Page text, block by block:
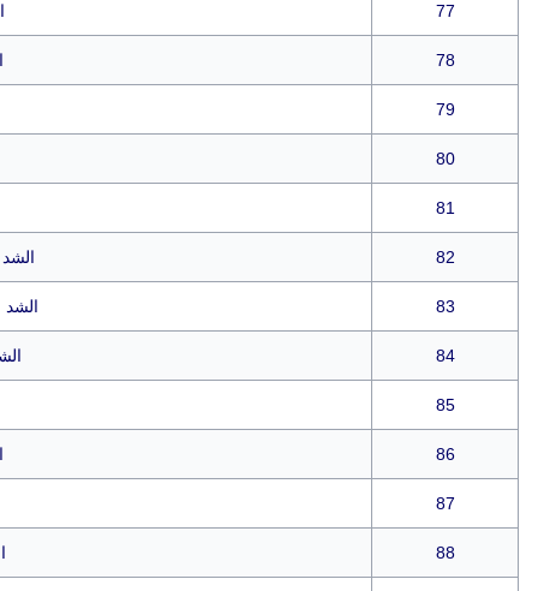
77
78
79
80
81
82
83 الشد
84
85
86
87
88